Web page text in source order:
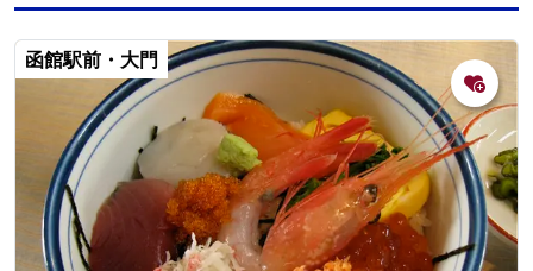
函館駅前・大門